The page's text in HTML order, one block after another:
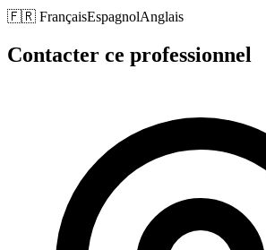
🇫🇷 FrançaisEspagnolAnglais
Contacter ce professionnel